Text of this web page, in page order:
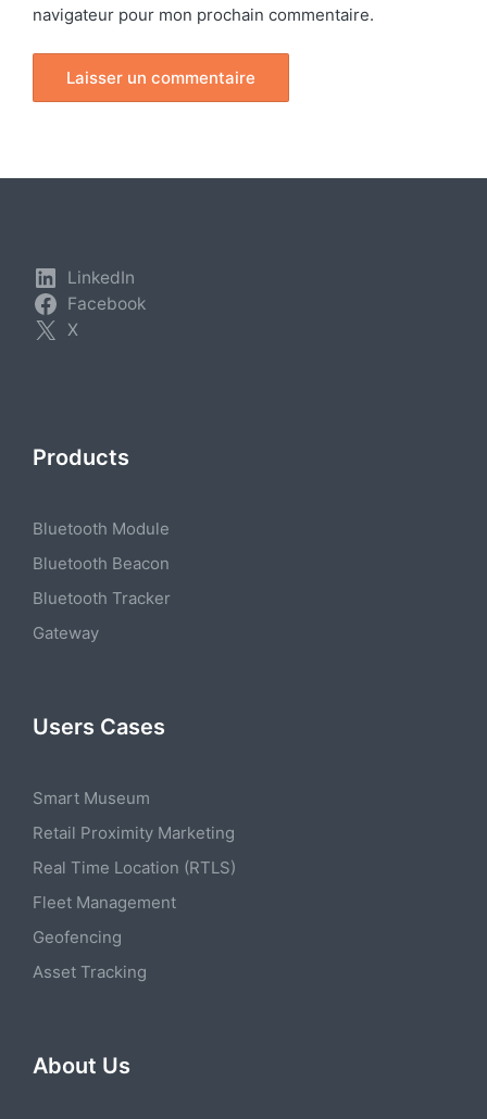
navigateur pour mon prochain commentaire.
LinkedIn
Facebook
X
Products
Bluetooth Module
Bluetooth Beacon
Bluetooth Tracker
Gateway
Users Cases
Smart Museum
Retail Proximity Marketing
Real Time Location (RTLS)
Fleet Management
Geofencing
Asset Tracking
About Us